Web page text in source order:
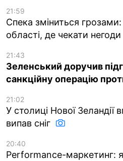
21:59
Спека зміниться
області, де чекати негоди
21:43
Зеленський доручив
санкційну операцію
21:02
У столиці Нової Зеландії
випав сніг
20:40
Performance-маркетинг: